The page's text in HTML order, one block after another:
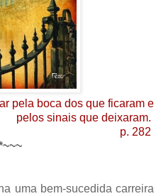
pela boca dos que ficaram e
pelos sinais que deixaram.
p. 282
uma bem-sucedida carreira